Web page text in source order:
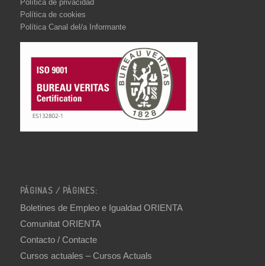
Política de privacidad
Política de cookies
Política Canal del/a Informante
PÁGINAS / PÀGINES:
Boletines de Empleo e Igualdad ORIENTA
Comunitat ORIENTA
Contacto / Contacte
Cursos actuales – Cursos Actuals